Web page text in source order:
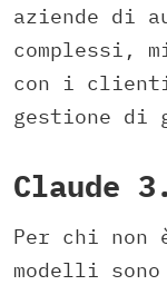
aziende di
complessi,
con i
gestione di
Claude
Per chi non
modelli